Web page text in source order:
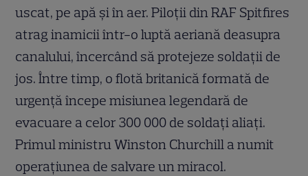
uscat, pe apă şi în aer. Piloţii din RAF Spitfires
atrag inamicii într-o luptă aeriană deasupra
canalului, încercând să protejeze soldaţii de
jos. Între timp, o flotă britanică formată de
urgenţă începe misiunea legendară de
evacuare a celor 300 000 de soldaţi aliaţi.
Primul ministru Winston Churchill a numit
operaţiunea de salvare un miracol.